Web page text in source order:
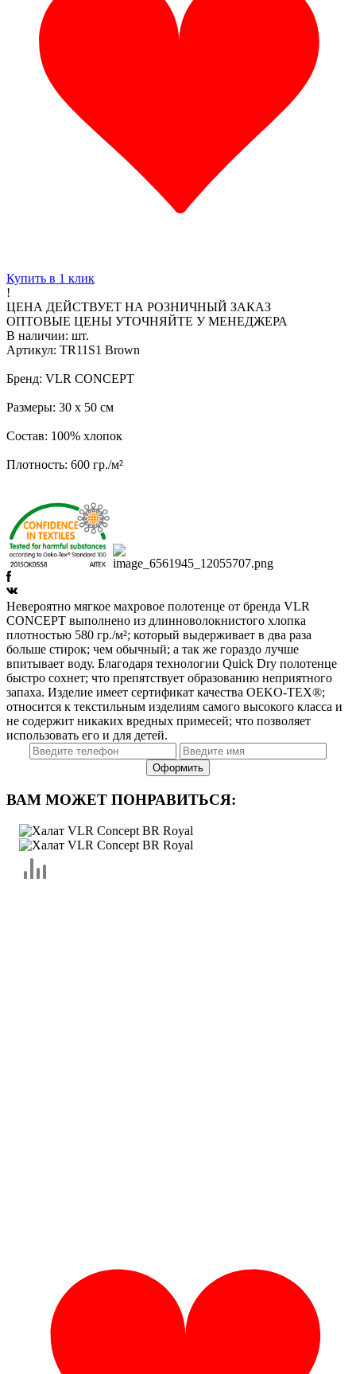
Купить в 1 клик
!
ЦЕНА ДЕЙСТВУЕТ НА РОЗНИЧНЫЙ ЗАКАЗ
ОПТОВЫЕ ЦЕНЫ УТОЧНЯЙТЕ У МЕНЕДЖЕРА
В наличии: шт.
Артикул: TR11S1 Brown
Бренд: VLR CONCEPT
Размеры: 30 х 50 см
Состав: 100% хлопок
Плотность: 600 гр./м²
Невероятно мягкое махровое полотенце от бренда VLR
CONCEPT выполнено из длинноволокнистого хлопка
плотностью 580 гр./м²; который выдерживает в два раза
больше стирок; чем обычный; а так же гораздо лучше
впитывает воду. Благодаря технологии Quick Dry полотенце
быстро сохнет; что препятствует образованию неприятного
запаха. Изделие имеет сертификат качества OEKO-TEX®;
относится к текстильным изделиям самого высокого класса и
не содержит никаких вредных примесей; что позволяет
использовать его и для детей.
ВАМ МОЖЕТ ПОНРАВИТЬСЯ: